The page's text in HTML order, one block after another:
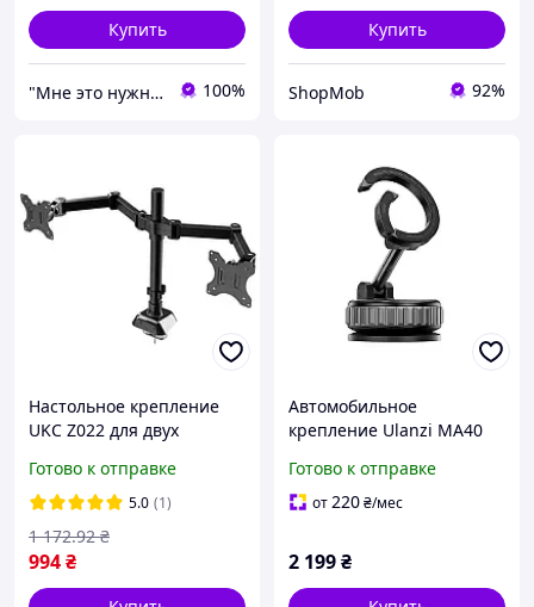
Купить
"Мне это нужно" 100%
Купить
ShopMob 92%
Настольное крепление
UKC Z022 для двух
регулировкой наклона
Готово к отправке
5.0 (1)
994₴
1 172.92 ₴
Автомобильное
крепление Ulanzi MA40
iPhone 17 16 Pro Max и
смартфонов Android с 3-
Готово к отправке
от220₴/мес
2 199₴